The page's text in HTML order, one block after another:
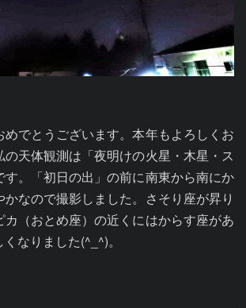
めでとうございます。本年もよろしくお
天体観測は「夜明けの火星・木星・ス
す。「初日の出」の前に南東から南にか
なので撮影しました。さそり座が昇り
（おとめ座）の近くにはからす座があ
なりました(^_^)。